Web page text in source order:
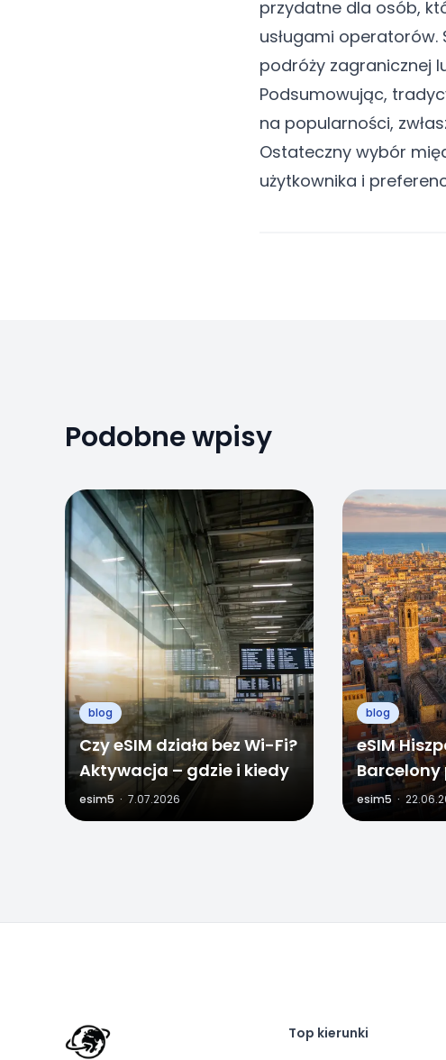
przydatne dla osób,
usługami
podróży zagranicznej
Podsumowując,
na popularności,
Ostateczny wybór
użytkownika i
Podobne wpisy
blog
Czy eSIM działa bez Wi-Fi?
Aktywacja – gdzie i kiedy
esim5 · 7.07.2026
blog
eSIM
Barcelony
roamingu
esim5 ·
Top kierunki